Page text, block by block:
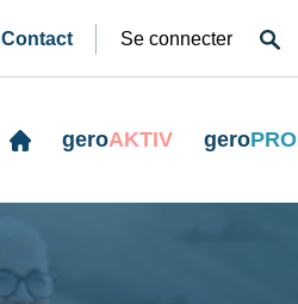
Contact Se connecter
geroAKTIV geroPRO